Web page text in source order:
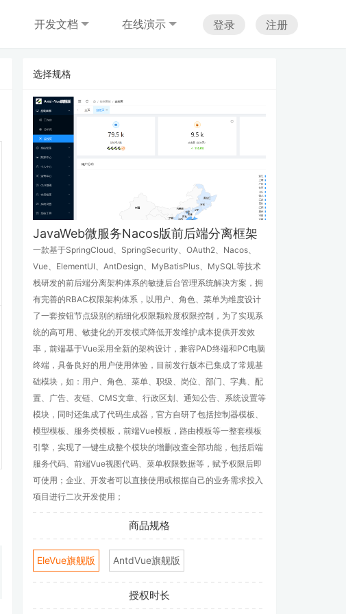
开发文档 在线演示 登录 注册
选择规格
JavaWeb微服务Nacos版前后端分离框架
一款基于SpringCloud、SpringSecurity、OAuth2、Nacos、
Vue、ElementUI、AntDesign、MyBatisPlus、MySQL等技术
栈研发的前后端分离架构体系的敏捷后台管理系统解决方案，拥
有完善的RBAC权限架构体系，以用户、角色、菜单为维度设计
了一套按钮节点级别的精细化权限颗粒度权限控制，为了实现系
统的高可用、敏捷化的开发模式降低开发维护成本提供开发效
率，前端基于Vue采用全新的架构设计，兼容PAD终端和PC电脑
终端，具备良好的用户使用体验，目前发行版本已集成了常规基
础模块，如：用户、角色、菜单、职级、岗位、部门、字典、配
置、广告、友链、CMS文章、行政区划、通知公告、系统设置等
模块，同时还集成了代码生成器，官方自研了包括控制器模板、
模型模板、服务类模板，前端Vue模板，路由模板等一整套模板
引擎，实现了一键生成整个模块的增删改查全部功能，包括后端
服务代码、前端Vue视图代码、菜单权限数据等，赋予权限后即
可使用；企业、开发者可以直接使用或根据自己的业务需求投入
项目进行二次开发使用；
商品规格
EleVue旗舰版 AntdVue旗舰版
授权时长